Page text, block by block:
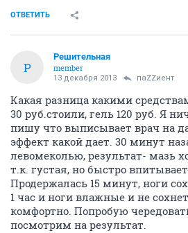
ОТВЕТИТЬ
Р
Решительная
member
13 декабря 2013 паZZиент
Какая разница какими
30 руб.стоили, гель 120 руб. Я
пишу что выписывает врач на
эффект какой дает. 30 минут
левомеколью, результат- мазь
т.к. густая, но быстро
Продержалась 15 минут, ноги
1 час и ноги влажные и не
комфортно. Попробую
посмотрим на результат.